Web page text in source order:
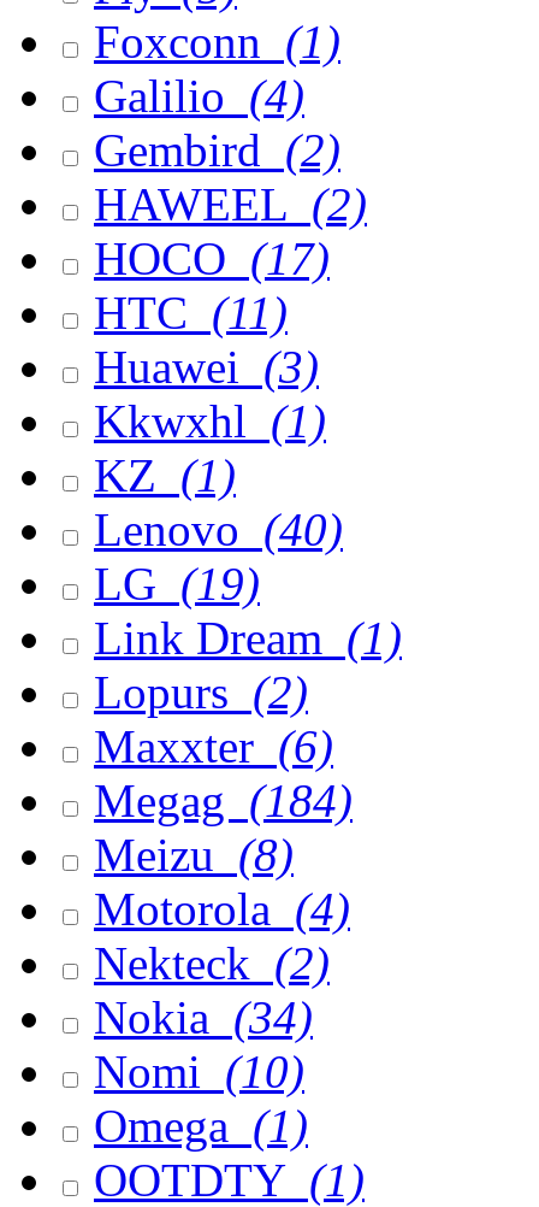
Foxconn (1)
Galilio (4)
Gembird (2)
HAWEEL (2)
HOCO (17)
HTC (11)
Huawei (3)
Kkwxhl (1)
KZ (1)
Lenovo (40)
LG (19)
Link Dream (1)
Lopurs (2)
Maxxter (6)
Megag (184)
Meizu (8)
Motorola (4)
Nekteck (2)
Nokia (34)
Nomi (10)
Omega (1)
OOTDTY (1)